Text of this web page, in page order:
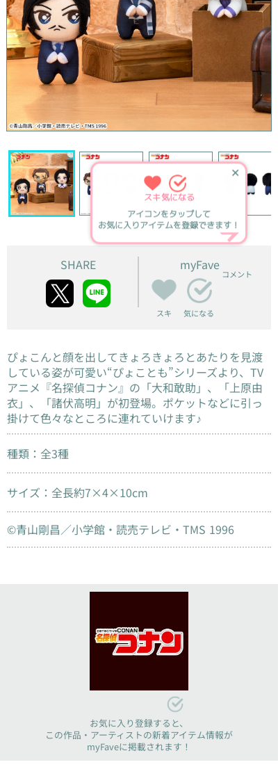
✕
スキ気になる
アイコンをタップして
お気に入りアイテムを登録できます！
SHARE myFave
スキ 気になる
コメント
ぴょこんと顔を出してきょろきょろとあたりを見渡
している姿が可愛い“ぴょことも”シリーズより、TV
アニメ『名探偵コナン』の「大和敢助」、「上原由
衣」、「諸伏高明」が初登場。ポケットなどに引っ
掛けて色々なところに連れていけます♪
種類：全3種
サイズ：全長約7×4×10cm
©青山剛昌／小学館・読売テレビ・TMS 1996
お気に入り登録すると、
この作品・アーティストの新着アイテム情報が
myFaveに掲載されます！